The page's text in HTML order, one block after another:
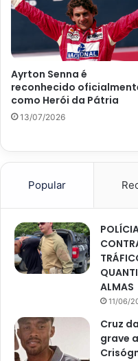
Ayrton Senna é
reconhecido
como Herói da Pátria
13/07/2026
Popular
ALMAS
11/06/
Cruz
grave